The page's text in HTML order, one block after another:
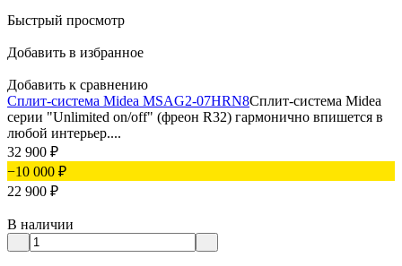
Быстрый просмотр
Добавить в избранное
Добавить к сравнению
Сплит-система Midea MSAG2-07HRN8Сплит-система Midea
серии "Unlimited on/off" (фреон R32) гармонично впишется в
любой интерьер....
32 900 ₽
−10 000 ₽
22 900 ₽
В наличии